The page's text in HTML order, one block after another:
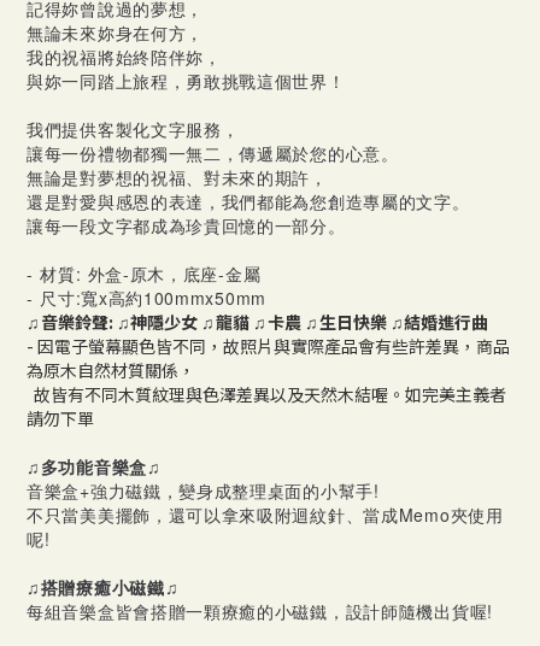
記得妳曾說過的夢想，
無論未來妳身在何方，
我的祝福將始終陪伴妳，
與妳一同踏上旅程，勇敢挑戰這個世界！
我們提供客製化文字服務，
讓每一份禮物都獨一無二，傳遞屬於您的心意。
無論是對夢想的祝福、對未來的期許，
還是對愛與感恩的表達，我們都能為您創造專屬的文字。
讓每一段文字都成為珍貴回憶的一部分。
- 材質: 外盒-原木，底座-金屬
- 尺寸:寬x高約100mmx50mm
♫ 音樂鈴聲: ♫神隱少女 ♫龍貓 ♫卡農 ♫生日快樂 ♫結婚進行曲
- 因電子螢幕顯色皆不同，故照片與實際產品會有些許差異，商品
為原木自然材質關係，
故皆有不同木質紋理與色澤差異以及天然木結喔。如完美主義者
請勿下單
♫多功能音樂盒♫
音樂盒+強力磁鐵，變身成整理桌面的小幫手!
不只當美美擺飾，還可以拿來吸附迴紋針、當成Memo夾使用
呢!
♫搭贈療癒小磁鐵♫
每組音樂盒皆會搭贈一顆療癒的小磁鐵，設計師隨機出貨喔!